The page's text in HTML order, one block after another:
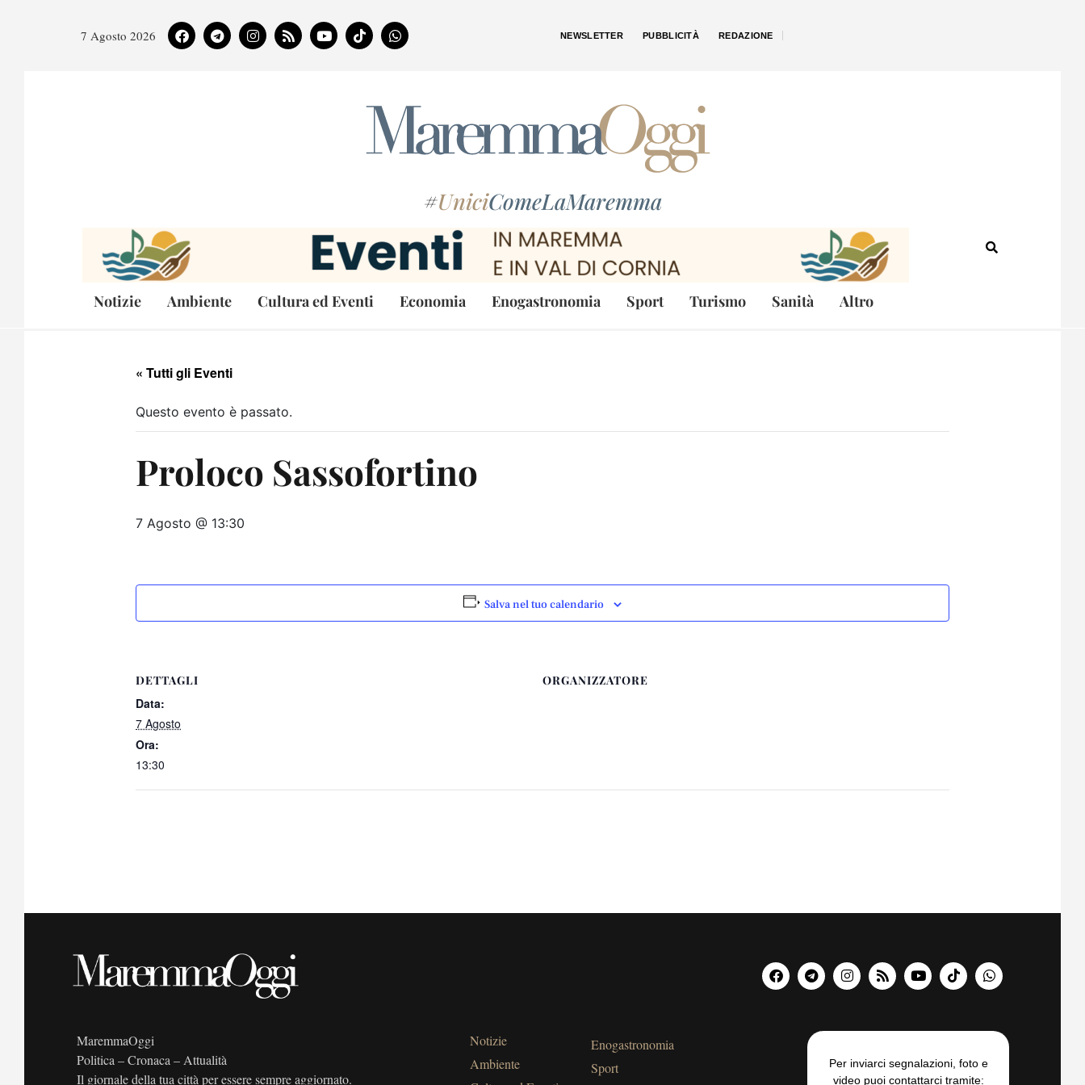
7 Agosto 2026 NEWSLETTER PUBBLICITÀ REDAZIONE
#UniciComeLaMaremma
Notizie Ambiente Cultura ed Eventi Economia Enogastronomia Sport Turismo Sanità Altro
« Tutti gli Eventi
Questo evento è passato.
Proloco Sassofortino
7 Agosto @ 13:30
Salva nel tuo calendario
DETTAGLI
Data:
7 Agosto
Ora:
13:30
ORGANIZZATORE
MaremmaOggi
Politica – Cronaca – Attualità
Il giornale della tua città per essere sempre aggiornato.
Notizie
Ambiente
Enogastronomia
Sport
Per inviarci segnalazioni, foto e
video puoi contattarci tramite: